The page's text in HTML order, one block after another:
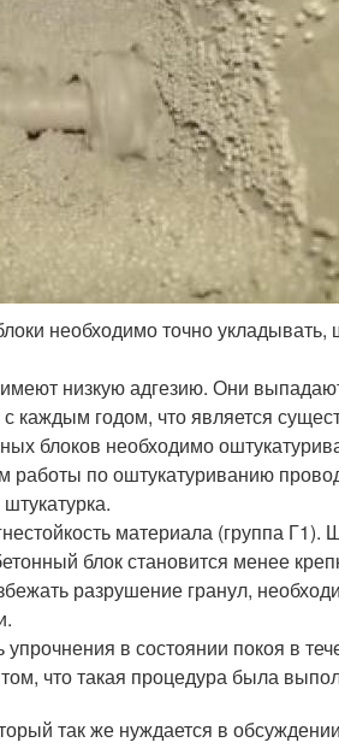
необходимо точно
низкую адгезию. Они
каждым годом, что является
блоков необходимо
по оштукатуриванию
материала (группа
блок становится менее
разрушение гранул,
в состоянии покоя в
что такая процедура была
так же нуждается в